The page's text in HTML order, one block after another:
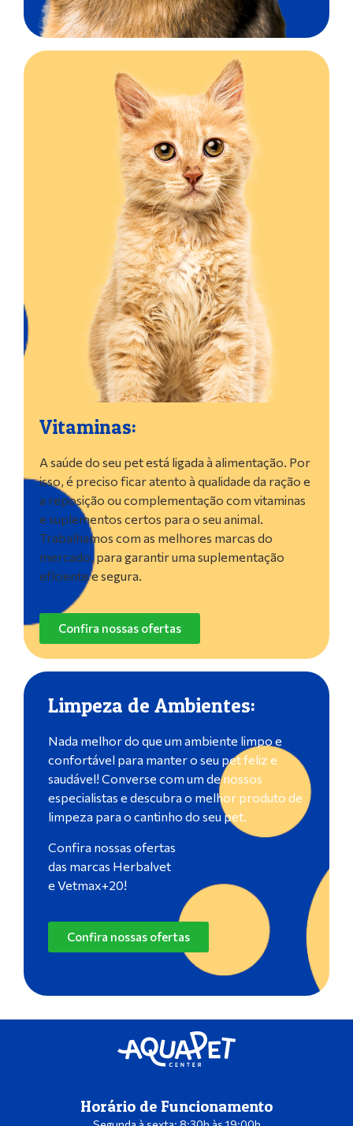
Vitaminas:
A saúde do seu pet está ligada à alimentação. Por
isso, é preciso ficar atento à qualidade da ração e
a reposição ou complementação com vitaminas
e suplementos certos para o seu animal.
Trabalhamos com as melhores marcas do
mercado, para garantir uma suplementação
eficiente e segura.
Confira nossas ofertas
Limpeza de Ambientes:
Nada melhor do que um ambiente limpo e
confortável para manter o seu pet feliz e
saudável! Converse com um de nossos
especialistas e descubra o melhor produto de
limpeza para o cantinho do seu pet.
Confira nossas ofertas
das marcas Herbalvet
e Vetmax+20!
Confira nossas ofertas
Horário de Funcionamento